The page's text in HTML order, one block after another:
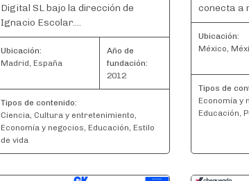
Digital SL bajo la dirección de
Ignacio Escolar....
Ubicación:
Madrid, España
Año de
fundación:
2012
Tipos de contenido:
Ciencia, Cultura y entretenimiento,
Economía y negocios, Educación, Estilo
de vida
conecta a
Ubicación:
México,
Tipos de
Economía y
Educación,